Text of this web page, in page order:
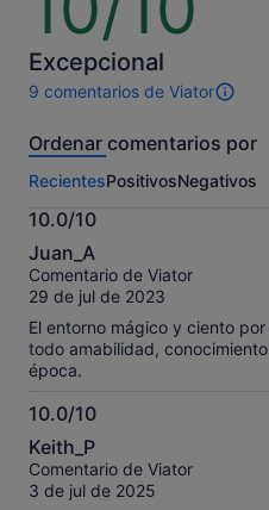
28 €
por
sobre
10
Excepcional
9 comentarios de Viator
9 comentarios
esta
Más
información
sobre
nuestros
comentarios
contrastados.
Ordenar comentarios por
RecientesPositivosNegativos
10.0/10
10.0
sobre
10
Juan_A
Comentario de Viator
29 de jul de 2023
El entorno mágico y ciento
todo amabilidad,
época.
10.0/10
10.0
sobre
10
Keith_P
Comentario de Viator
3 de jul de 2025